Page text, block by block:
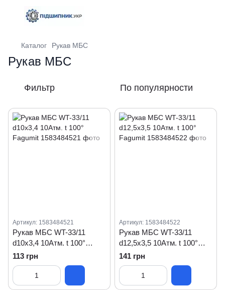
Каталог Рукав МБС
Рукав МБС
Фильтр По популярности
Артикул: 1583484521
Рукав МБС WT-33/11
d10x3,4 10Атм. t 100°
Fagumit
113 грн
Артикул: 1583484522
Рукав МБС WT-33/11
d12,5x3,5 10Атм. t 100°
Fagumit
141 грн